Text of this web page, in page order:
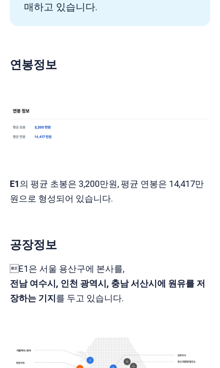
매하고 있습니다.
연봉정보
E1의 평균 초봉은 3,200만원, 평균 연봉은 14,417만
원으로 형성되어 있습니다.
공장정보
​E1은 서울 용산구에 본사를,
전남 여수시, 인천 광역시, 충남 서산시에 원유를 저
장하는 기지 를 두고 있습니다.